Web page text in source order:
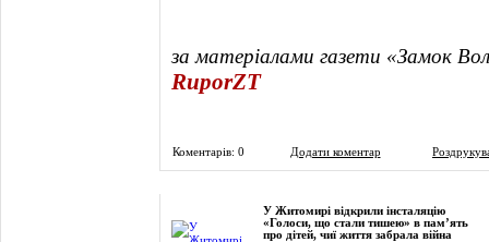
за матеріалами газети «Замок
RuporZT
Коментарів: 0 Додати коментар
У Житомирі відкрили інсталяцію
«Голоси, що стали тишею» в пам’ять
про дітей, чиї життя забрала війна